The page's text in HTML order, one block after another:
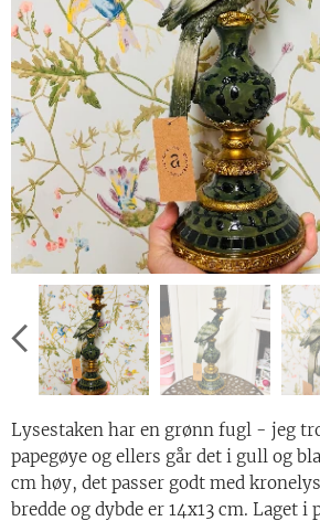
Lysestaken har en grønn fugl - jeg
papegøye og ellers går det i gull og
cm høy, det passer godt med
bredde og dybde er 14x13 cm. Laget